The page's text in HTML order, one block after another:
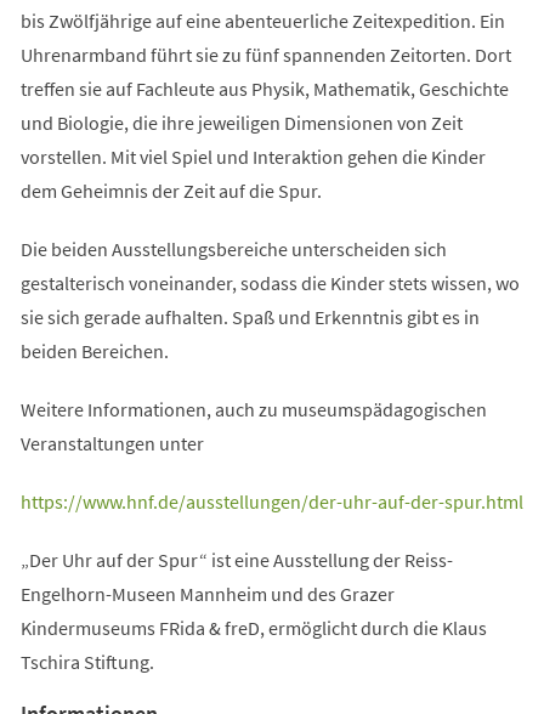
bis Zwölfjährige auf eine abenteuerliche Zeitexpedition. Ein
Uhrenarmband führt sie zu fünf spannenden Zeitorten. Dort
treffen sie auf Fachleute aus Physik, Mathematik, Geschichte
und Biologie, die ihre jeweiligen Dimensionen von Zeit
vorstellen. Mit viel Spiel und Interaktion gehen die Kinder
dem Geheimnis der Zeit auf die Spur.
Die beiden Ausstellungsbereiche unterscheiden sich
gestalterisch voneinander, sodass die Kinder stets wissen, wo
sie sich gerade aufhalten. Spaß und Erkenntnis gibt es in
beiden Bereichen.
Weitere Informationen, auch zu museumspädagogischen
Veranstaltungen unter
https://www.hnf.de/ausstellungen/der-uhr-auf-der-spur.html
(Öffnet
einem
neuen
Tab)
„Der Uhr auf der Spur“ ist eine Ausstellung der Reiss-
Engelhorn-Museen Mannheim und des Grazer
Kindermuseums FRida & freD, ermöglicht durch die Klaus
Tschira Stiftung.